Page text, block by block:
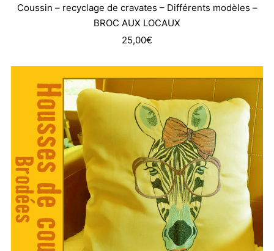
Coussin – recyclage de cravates – Différents modèles –
BROC AUX LOCAUX
25,00€